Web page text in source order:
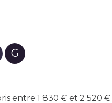
G
1 830 € et 2 520 €